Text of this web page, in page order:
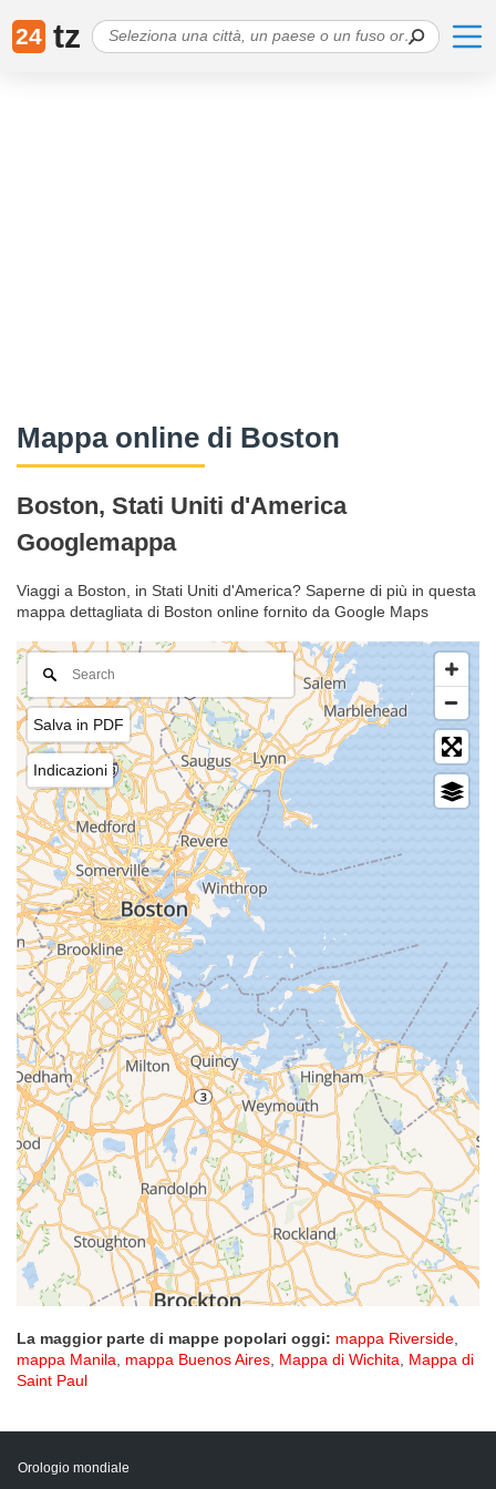
24 tz
Mappa online di Boston
Boston, Stati Uniti d'America
Googlemappa
Viaggi a Boston, in Stati Uniti d'America? Saperne di più in questa
mappa dettagliata di Boston online fornito da Google Maps
Salva in PDF
Indicazioni
La maggior parte di mappe popolari oggi: mappa Riverside,
mappa Manila, mappa Buenos Aires, Mappa di Wichita, Mappa di
Saint Paul
Orologio mondiale